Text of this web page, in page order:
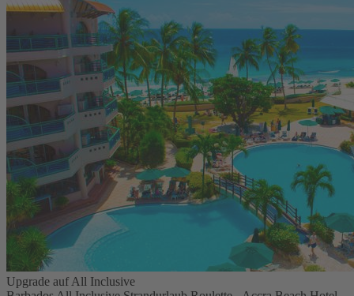
Upgrade auf All Inclusive